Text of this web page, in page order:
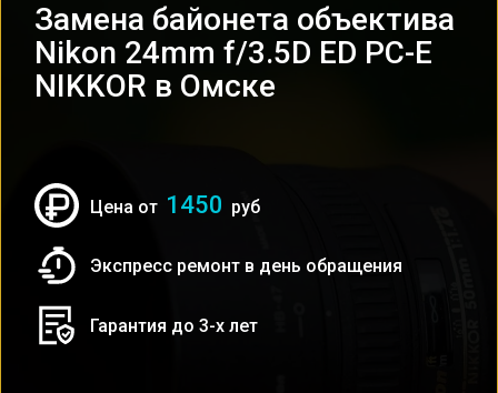
Замена байонета объектива
Nikon 24mm f/3.5D ED PC-E
NIKKOR в Омске
Цена от 1450 руб
Экспресс ремонт в день обращения
Гарантия до 3-х лет